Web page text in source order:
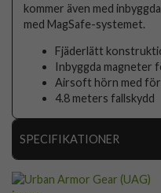
kommer även med
med MagSafe-systemet.
Fjäderlätt
Inbyggda magneter
Airsoft hörn med
4.8 meters fallskydd
SPECIFIKATIONER
Artikelnummer